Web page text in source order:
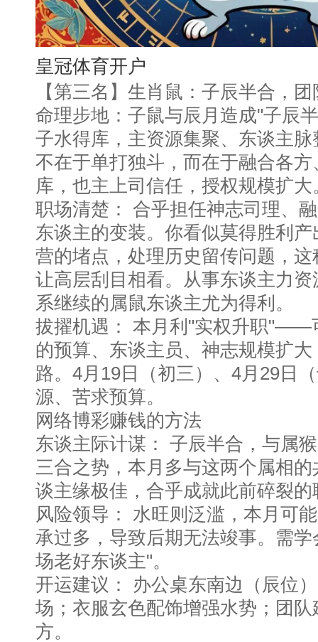
皇冠体育开户
【第三名】生肖鼠：子辰半合，
命理步地：子鼠与辰月造成"子辰
子水得库，主资源集聚、东谈主
不在于单打独斗，而在于融合各
库，也主上司信任，授权规模扩大
职场清楚： 合乎担任神志司理、
东谈主的变装。你看似莫得胜利
营的堵点，处理历史留传问题，
让高层刮目相看。从事东谈主力
系继续的属鼠东谈主尤为得利。
拔擢机遇： 本月利"实权升职"——
的预算、东谈主员、神志规模扩
路。4月19日（初三）、4月29日
源、苦求预算。
网络博彩赚钱的方法
东谈主际计谋： 子辰半合，与属
三合之势，本月多与这两个属相
谈主缘极佳，合乎成就此前碎裂
风险领导： 水旺则泛滥，本月可
承过多，导致后期无法竣事。需
场老好东谈主"。
开运建议： 办公桌东南边（辰位
场；衣服玄色配饰增强水势；团
方。